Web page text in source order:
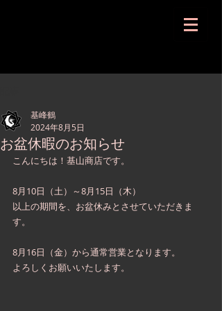
お盆休暇のお知らせ
基峰鶴
2024年8月5日
こんにちは！基山商店です。
8月10日（土）～8月15日（木）
以上の期間を、お盆休みとさせていただきま
す。
8月16日（金）から通常営業となります。
よろしくお願いいたします。